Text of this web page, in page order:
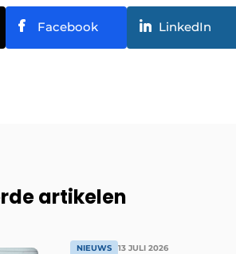
Facebook LinkedIn
artikelen
NIEUWS 13 JULI 2026